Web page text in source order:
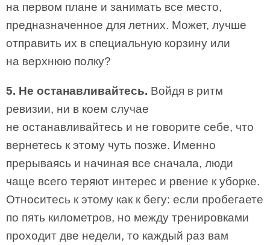
на первом плане и занимать все место,
предназначенное для летних. Может, лучше
отправить их в специальную корзину или
на верхнюю полку?
5. Не останавливайтесь. Войдя в ритм
ревизии, ни в коем случае
не останавливайтесь и не говорите себе, что
вернетесь к этому чуть позже. Именно
прерываясь и начиная все сначала, люди
чаще всего теряют интерес и рвение к уборке.
Относитесь к этому как к бегу: если пробегаете
по пять километров, но между тренировками
проходит две недели, то каждый раз вам